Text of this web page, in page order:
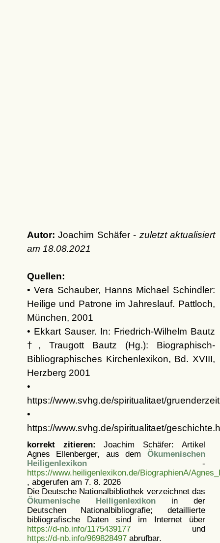
Autor: Joachim Schäfer - zuletzt aktualisiert
am 18.08.2021
Quellen:
• Vera Schauber, Hanns Michael Schindler:
Heilige und Patrone im Jahreslauf. Pattloch,
München, 2001
• Ekkart Sauser. In: Friedrich-Wilhelm Bautz
†, Traugott Bautz (Hg.): Biographisch-
Bibliographisches Kirchenlexikon, Bd. XVIII,
Herzberg 2001
•
https://www.svhg.de/spiritualitaet/
•
https://www.svhg.de/spiritualitaet/
korrekt zitieren: Joachim Schäfer: Artikel
Agnes Ellenberger, aus dem Ökumenischen
Heiligenlexikon-
https://www.heiligenlexikon.de/BiographienA/
, abgerufen am 7. 8. 2026
Die Deutsche Nationalbibliothek verzeichnet das
Ökumenische Heiligenlexikonin der
Deutschen Nationalbibliografie; detaillierte
bibliografische Daten sind im Internet über
https://d-nb.info/1175439177und
https://d-nb.info/969828497abrufbar.